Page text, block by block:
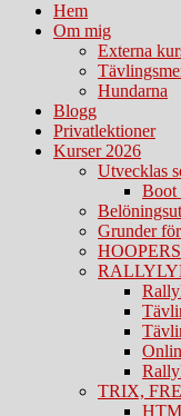
Hem
Om mig
Externa
Hundarna
Blogg
Privatlektioner
Kurser 2026
Utvecklas
Boot
Grunder
HOOPERS
TRIX,